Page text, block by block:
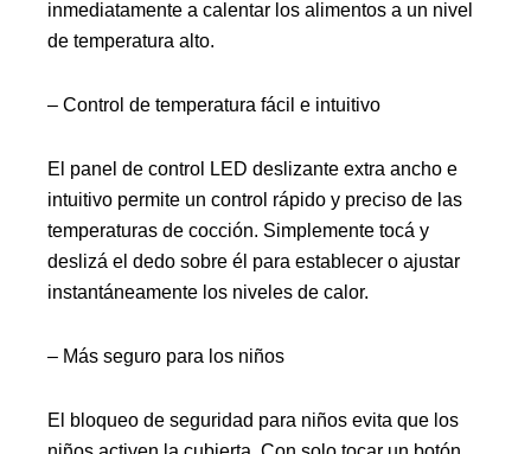
inmediatamente a calentar los alimentos a un nivel
de temperatura alto.
– Control de temperatura fácil e intuitivo
El panel de control LED deslizante extra ancho e
intuitivo permite un control rápido y preciso de las
temperaturas de cocción. Simplemente tocá y
deslizá el dedo sobre él para establecer o ajustar
instantáneamente los niveles de calor.
– Más seguro para los niños
El bloqueo de seguridad para niños evita que los